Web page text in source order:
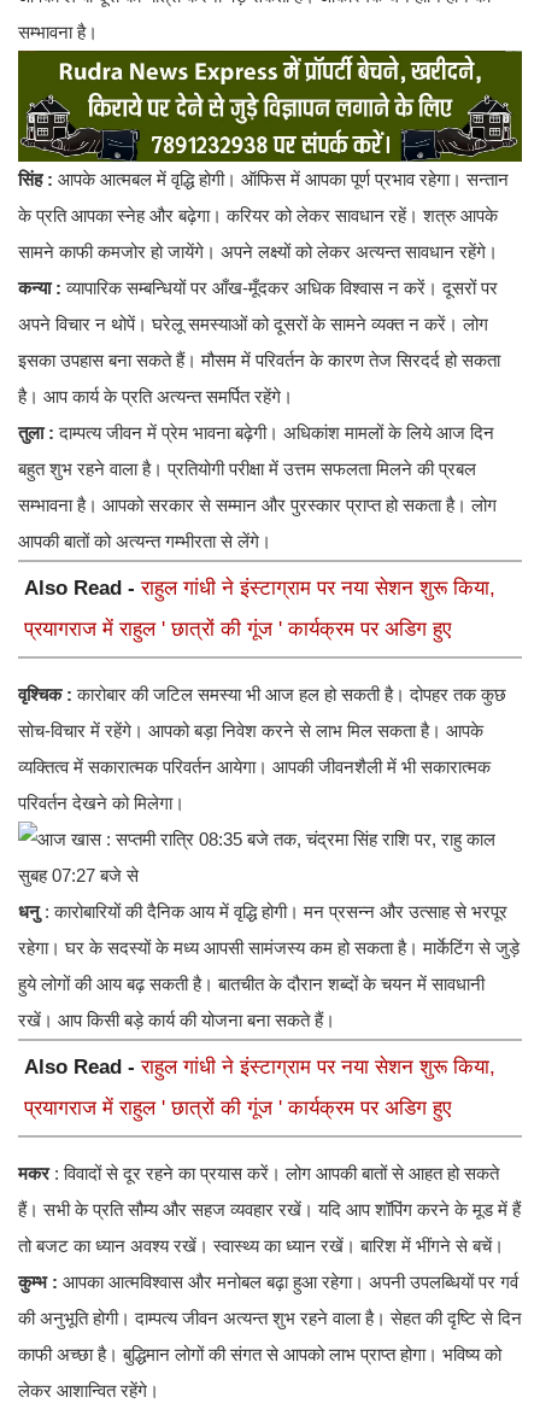
सम्भावना है।
सिंह : आपके आत्मबल में वृद्धि होगी। ऑफिस में आपका पूर्ण प्रभाव रहेगा। सन्तान
के प्रति आपका स्नेह और बढ़ेगा। करियर को लेकर सावधान रहें। शत्रु आपके
सामने काफी कमजोर हो जायेंगे। अपने लक्ष्यों को लेकर अत्यन्त सावधान रहेंगे।
कन्या : व्यापारिक सम्बन्धियों पर आँख-मूँदकर अधिक विश्वास न करें। दूसरों पर
अपने विचार न थोपें। घरेलू समस्याओं को दूसरों के सामने व्यक्त न करें। लोग
इसका उपहास बना सकते हैं। मौसम में परिवर्तन के कारण तेज सिरदर्द हो सकता
है। आप कार्य के प्रति अत्यन्त समर्पित रहेंगे।
तुला : दाम्पत्य जीवन में प्रेम भावना बढ़ेगी। अधिकांश मामलों के लिये आज दिन
बहुत शुभ रहने वाला है। प्रतियोगी परीक्षा में उत्तम सफलता मिलने की प्रबल
सम्भावना है। आपको सरकार से सम्मान और पुरस्कार प्राप्त हो सकता है। लोग
आपकी बातों को अत्यन्त गम्भीरता से लेंगे।
Also Read -राहुल गांधी ने इंस्टाग्राम पर नया सेशन शुरू किया,
प्रयागराज में राहुल ' छात्रों की गूंज ' कार्यक्रम पर अडिग हुए
वृश्चिक : कारोबार की जटिल समस्या भी आज हल हो सकती है। दोपहर तक कुछ
सोच-विचार में रहेंगे। आपको बड़ा निवेश करने से लाभ मिल सकता है। आपके
व्यक्तित्व में सकारात्मक परिवर्तन आयेगा। आपकी जीवनशैली में भी सकारात्मक
परिवर्तन देखने को मिलेगा।
धनु : कारोबारियों की दैनिक आय में वृद्धि होगी। मन प्रसन्न और उत्साह से भरपूर
रहेगा। घर के सदस्यों के मध्य आपसी सामंजस्य कम हो सकता है। मार्केटिंग से जुड़े
हुये लोगों की आय बढ़ सकती है। बातचीत के दौरान शब्दों के चयन में सावधानी
रखें। आप किसी बड़े कार्य की योजना बना सकते हैं।
Also Read -राहुल गांधी ने इंस्टाग्राम पर नया सेशन शुरू किया,
प्रयागराज में राहुल ' छात्रों की गूंज ' कार्यक्रम पर अडिग हुए
मकर: विवादों से दूर रहने का प्रयास करें। लोग आपकी बातों से आहत हो सकते
हैं। सभी के प्रति सौम्य और सहज व्यवहार रखें। यदि आप शॉपिंग करने के मूड में हैं
तो बजट का ध्यान अवश्य रखें। स्वास्थ्य का ध्यान रखें। बारिश में भींगने से बचें।
कुम्भ : आपका आत्मविश्वास और मनोबल बढ़ा हुआ रहेगा। अपनी उपलब्धियों पर गर्व
की अनुभूति होगी। दाम्पत्य जीवन अत्यन्त शुभ रहने वाला है। सेहत की दृष्टि से दिन
काफी अच्छा है। बुद्धिमान लोगों की संगत से आपको लाभ प्राप्त होगा। भविष्य को
लेकर आशान्वित रहेंगे।